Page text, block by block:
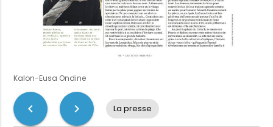
Kalon-Eusa Ondine
chevron_left chevron_right La presse